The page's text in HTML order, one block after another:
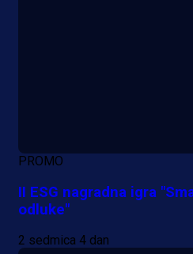
PROMO
II ESG nagradna igra
odluke"
2 sedmica 4 dan